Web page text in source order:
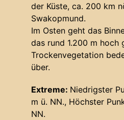
der Küste, ca. 200 km
Swakopmund.
Im Osten geht das
das rund 1.200 m hoch
Trockenvegetation
über.
Extreme: Niedrigster
m ü. NN., Höchster
NN.